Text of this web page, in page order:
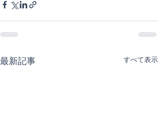
最新記事 すべて表示